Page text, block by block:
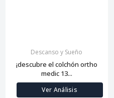
Descanso y Sueño
¡descubre el colchón ortho
medic 13...
Ver Análisis